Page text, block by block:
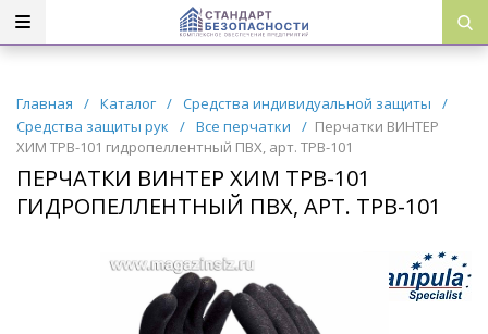
Главная / Каталог / Средства индивидуальной защиты
/
Средства защиты рук
/ Все перчатки / Перчатки ВИНТЕР
ХИМ TPB-101 гидропеллентный ПВХ, арт. TPB-101
ПЕРЧАТКИ ВИНТЕР ХИМ TPB-101
ГИДРОПЕЛЛЕНТНЫЙ ПВХ, АРТ. TPB-101